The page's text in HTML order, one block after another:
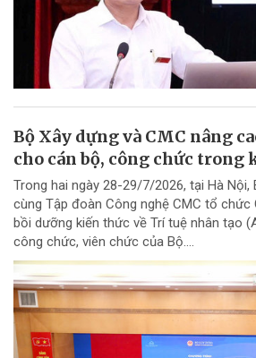
Bộ Xây dựng và CMC nâng
cho cán bộ, công chức trong
Trong hai ngày 28-29/7/2026, tại Hà Nội,
cùng Tập đoàn Công nghệ CMC tổ
bồi dưỡng kiến thức về Trí tuệ nhân tạo
công chức, viên chức của Bộ....